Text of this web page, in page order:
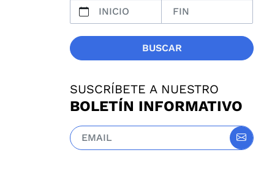
BUSCAR
SUSCRÍBETE A NUESTRO
BOLETÍN INFORMATIVO